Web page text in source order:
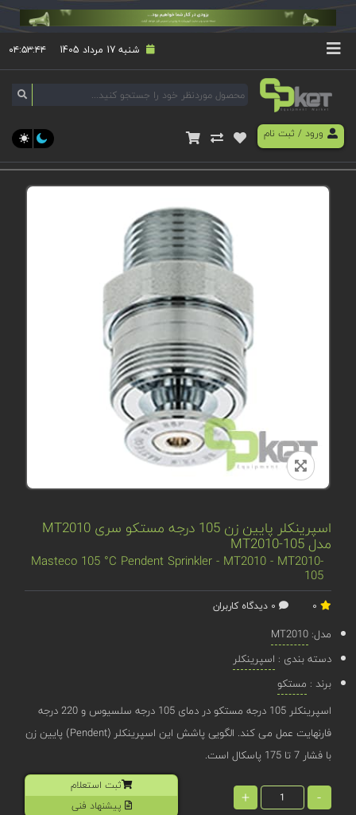
شنبه 17 مرداد 1405 ۰۴:۵۳:۴۴
ورود/ ثبت نام
اسپرینکلر پایین زن 105 درجه مستکو سری MT2010
مدل MT2010-105
Masteco 105 °C Pendent Sprinkler - MT2010 - MT2010-
105
مدل:MT2010
دسته بندی : اسپرینکلر
برند : مستکو
اسپرینکلر 105 درجه مستکو در دمای 105 درجه سلسیوس و 220 درجه
فارنهایت عمل می کند. الگویی پاشش این اسپرینکلر (Pendent) پایین زن
با فشار 7 تا 175 پاسکال است.
-
+
ثبت استعلام
پیشنهاد فنی